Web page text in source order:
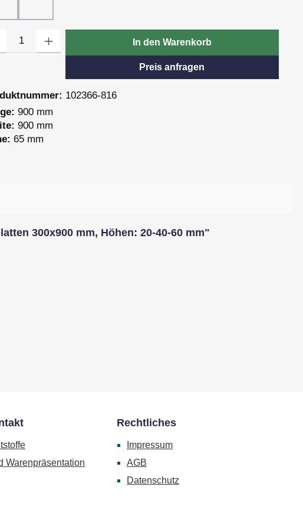
In den Warenkorb
Preis anfragen
102366-816
900 mm
900 mm
65 mm
300x900 mm, Höhen: 20-40-60 mm"
Warenpräsentation
Rechtliches
Impressum
AGB
Datenschutz